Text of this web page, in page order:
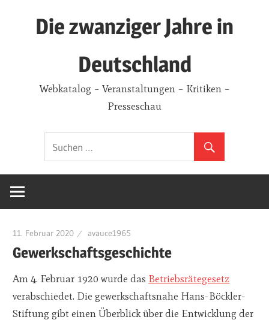
Die zwanziger Jahre in
Deutschland
Webkatalog – Veranstaltungen – Kritiken –
Presseschau
11. Februar 2020 avauce1965
Gewerkschaftsgeschichte
Am 4. Februar 1920 wurde das Betriebsrätegesetz
verabschiedet. Die gewerkschaftsnahe Hans-Böckler-
Stiftung gibt einen Überblick über die Entwicklung der